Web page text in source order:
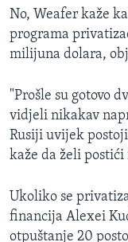
No, Weafer kaže
programa
milijuna dolara,
"Prošle su gotovo
vidjeli nikakav
Rusiji uvijek
kaže da želi
Ukoliko se
financija Alexei
otpuštanje 20